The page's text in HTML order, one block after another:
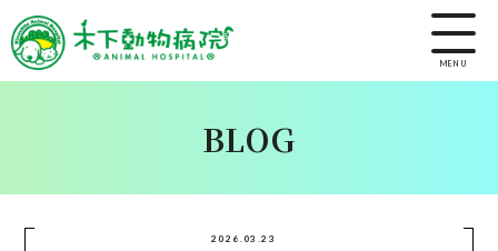
MENU
BLOG
2026.03.23